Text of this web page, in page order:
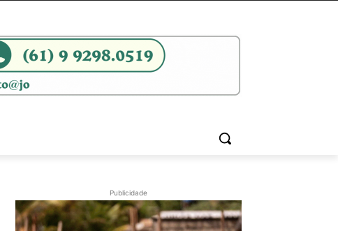
Publicidade